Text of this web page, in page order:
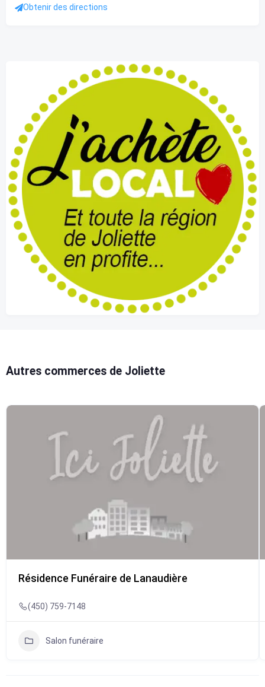
Obtenir des directions
Autres commerces de Joliette
Résidence Funéraire de Lanaudière
(450) 759-7148
Salon funéraire